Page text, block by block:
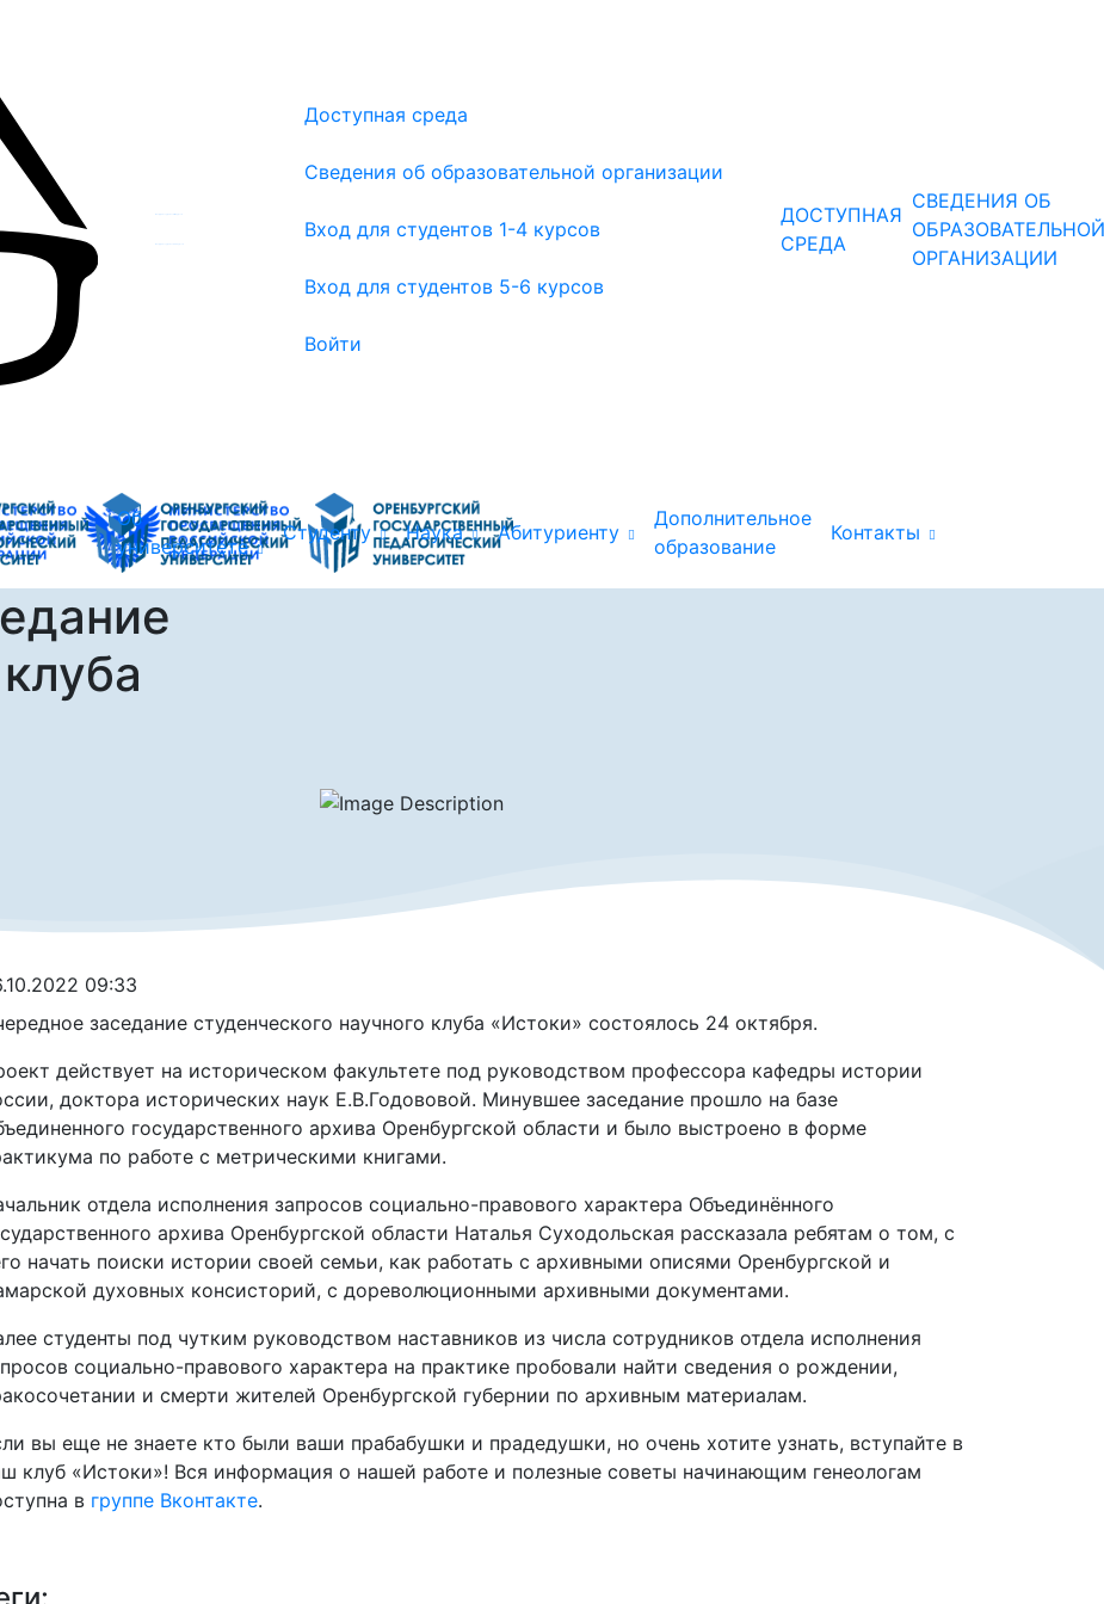
Доступная среда
Сведения об образовательной организации
Вход для студентов 1-4 курсов
Вход для студентов 5-6 курсов
Войти
ДОСТУПНАЯ
СРЕДА
СВЕДЕНИЯ ОБ
ОБРАЗОВАТЕЛЬНОЙ
ОРГАНИЗАЦИИ
Об
университете
Студенту Наука Абитуриенту
Дополнительное
образование
Контакты
09:33
заседание студенческого научного клуба «Истоки» состоялось 24 октября.
действует на историческом факультете под руководством профессора кафедры истории
доктора исторических наук Е.В.Годововой. Минувшее заседание прошло на базе
государственного архива Оренбургской области и было выстроено в форме
по работе с метрическими книгами.
отдела исполнения запросов социально-правового характера Объединённого
архива Оренбургской области Наталья Суходольская рассказала ребятам о том, с
начать поиски истории своей семьи, как работать с архивными описями Оренбургской и
духовных консисторий, с дореволюционными архивными документами.
студенты под чутким руководством наставников из числа сотрудников отдела исполнения
социально-правового характера на практике пробовали найти сведения о рождении,
и смерти жителей Оренбургской губернии по архивным материалам.
вы еще не знаете кто были ваши прабабушки и прадедушки, но очень хотите узнать, вступайте в
клуб «Истоки»! Вся информация о нашей работе и полезные советы начинающим генеологам
в группе Вконтакте.